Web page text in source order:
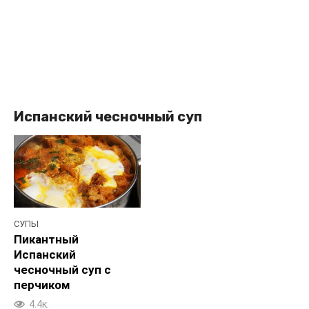
Испанский чесночный суп
СУПЫ
Пикантный
Испанский
чесночный суп с
перчиком
4.4к.